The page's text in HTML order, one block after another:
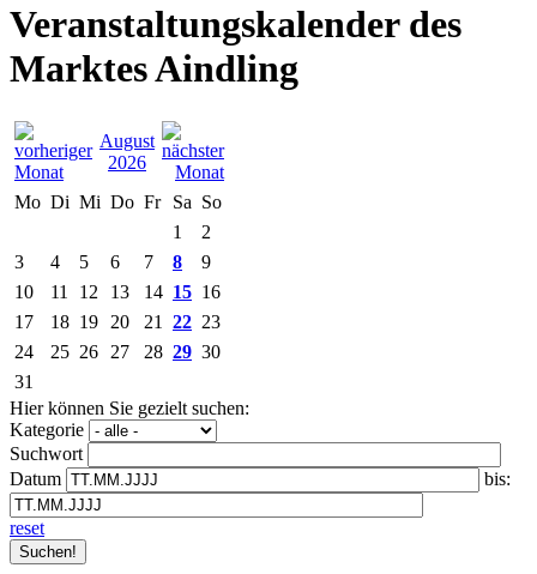
Veranstaltungskalender des
Marktes Aindling
August
2026
Mo Di Mi Do Fr Sa So
1
2
3
4 5 6 7 8
9
10
11 12 13 14 15 16
17
18 19 20 21 22 23
24
25 26 27 28 29 30
31
Hier können Sie gezielt suchen:
Kategorie
Suchwort
Datum
bis:
reset